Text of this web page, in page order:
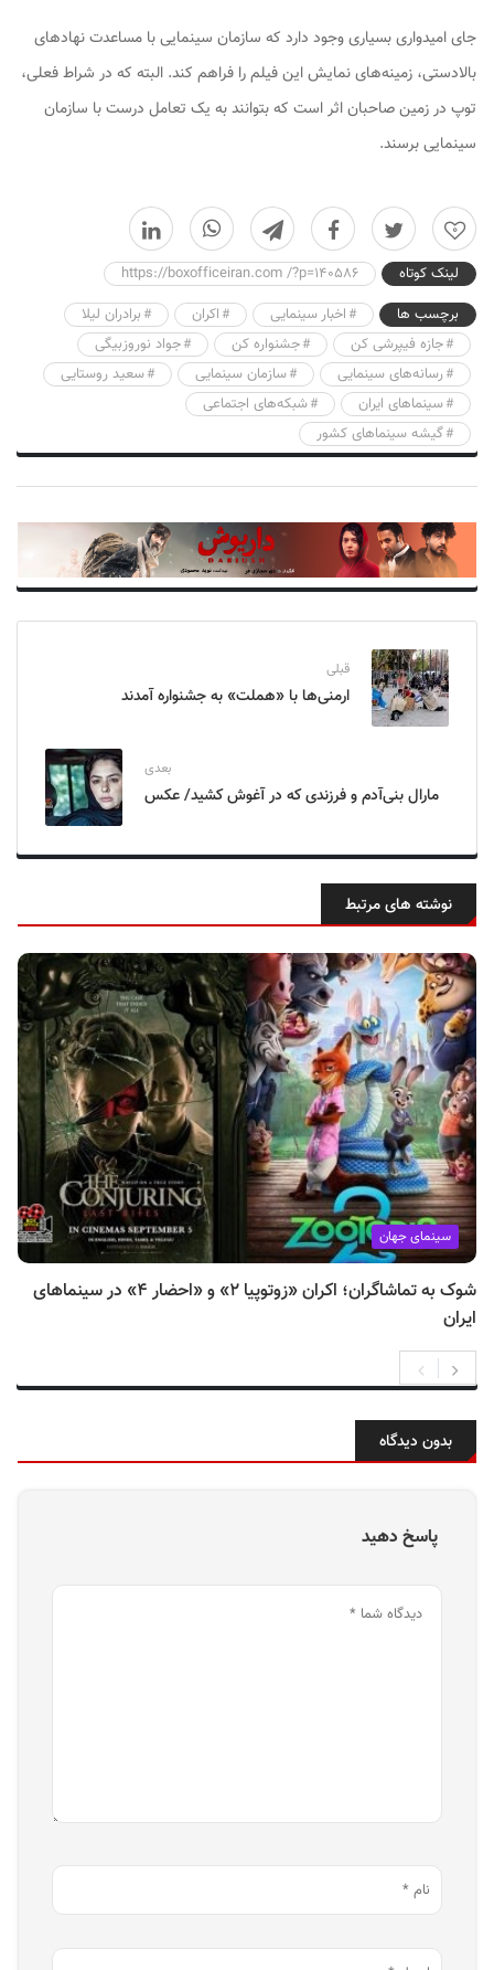
جای امیدواری بسیاری وجود دارد که سازمان سینمایی با مساعدت نهادهای
بالادستی، زمینه‌های نمایش این فیلم را فراهم کند. البته که در شراط فعلی،
توپ در زمین صاحبان اثر است که بتوانند به یک تعامل درست با سازمان
سینمایی برسند.
0
لینک کوتاه
https://boxofficeiran.com /?p=140586
برچسب ها
اخبار سینمایی اکران
برادران لیلا
جازه فیپرشی کن
جشنواره کن
جواد نوروزبیگی
رسانه‌های سینمایی
سازمان سینمایی
سعید روستایی
سینماهای ایران
شبکه‌های اجتماعی
گیشه سینماهای کشور
قبلی
ارمنی‌ها با «هملت» به جشنواره آمدند
بعدی
مارال بنی‌آدم و فرزندی که در آغوش کشید/ عکس
نوشته های مرتبط
سینمای جهان
شوک به تماشاگران؛ اکران «زوتوپیا ۲» و «احضار ۴» در سینماهای
ایران
بدون دیدگاه
پاسخ دهید